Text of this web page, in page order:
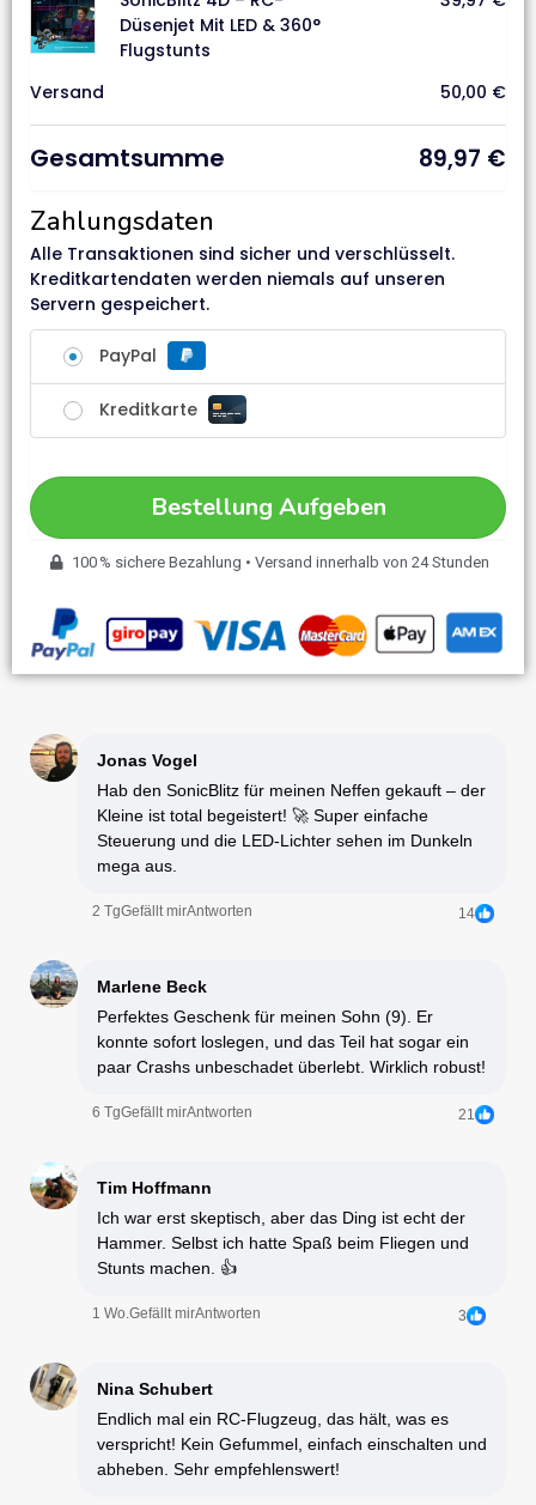
Düsenjet Mit LED & 360°
Flugstunts
Versand 50,00 €
Gesamtsumme 89,97 €
Zahlungsdaten
Alle Transaktionen sind sicher und verschlüsselt.
Kreditkartendaten werden niemals auf unseren
Servern gespeichert.
PayPal
Kreditkarte
Bestellung Aufgeben
100 % sichere Bezahlung • Versand innerhalb von 24 Stunden
Jonas Vogel
Hab den SonicBlitz für meinen Neffen gekauft – der
Kleine ist total begeistert! 🚀 Super einfache
Steuerung und die LED-Lichter sehen im Dunkeln
mega aus.
2 TgGefällt mirAntworten 14
Marlene Beck
Perfektes Geschenk für meinen Sohn (9). Er
konnte sofort loslegen, und das Teil hat sogar ein
paar Crashs unbeschadet überlebt. Wirklich robust!
6 TgGefällt mirAntworten 21
Tim Hoffmann
Ich war erst skeptisch, aber das Ding ist echt der
Hammer. Selbst ich hatte Spaß beim Fliegen und
Stunts machen. 👍
1 Wo.Gefällt mirAntworten 3
Nina Schubert
Endlich mal ein RC-Flugzeug, das hält, was es
verspricht! Kein Gefummel, einfach einschalten und
abheben. Sehr empfehlenswert!